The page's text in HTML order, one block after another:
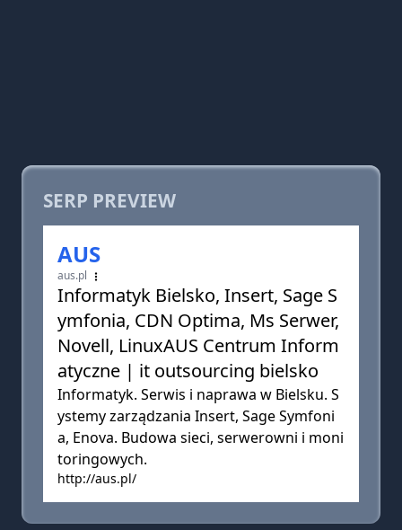
SERP PREVIEW
AUS
aus.pl
Informatyk Bielsko, Insert, Sage S
ymfonia, CDN Optima, Ms Serwer,
Novell, LinuxAUS Centrum Inform
atyczne | it outsourcing bielsko
Informatyk. Serwis i naprawa w Bielsku. S
ystemy zarządzania Insert, Sage Symfoni
a, Enova. Budowa sieci, serwerowni i moni
toringowych.
http://aus.pl/